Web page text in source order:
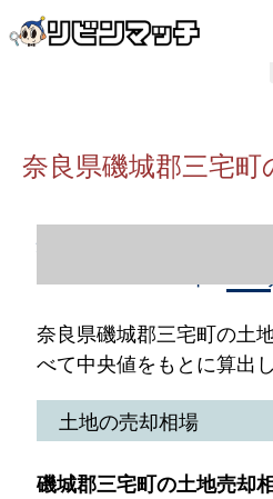
奈良県磯城郡三宅
奈良県磯城郡三宅町の
奈良県磯城郡三宅町の土
べて中央値をもとに算出
土地の売却相場
磯城郡三宅町の土地売却